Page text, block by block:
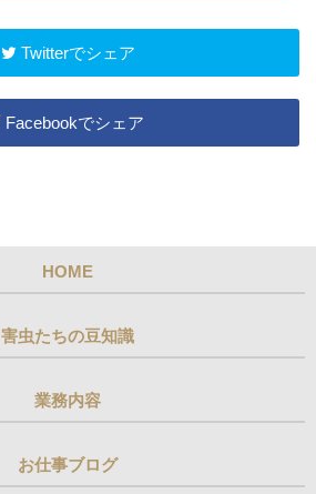
Twitterでシェア
Facebookでシェア
HOME
害虫たちの豆知識
業務内容
お仕事ブログ